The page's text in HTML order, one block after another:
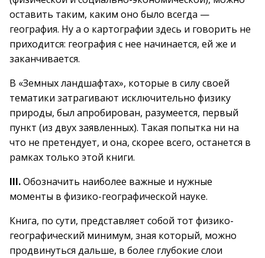
оставить таким, каким оно было всегда —
география. Ну а о картографии здесь и говорить не
приходится: география с нее начинается, ей же и
заканчивается.
В «Земных ландшафтах», которые в силу своей
тематики затрагивают исключительно физику
природы, был апробирован, разумеется, первый
пункт (из двух заявленных). Такая попытка ни на
что не претендует, и она, скорее всего, останется в
рамках только этой книги.
III.Обозначить наиболее важные и нужные
моменты в физико-географической науке.
Книга, по сути, представляет собой тот физико-
географический минимум, зная который, можно
продвинуться дальше, в более глубокие слои